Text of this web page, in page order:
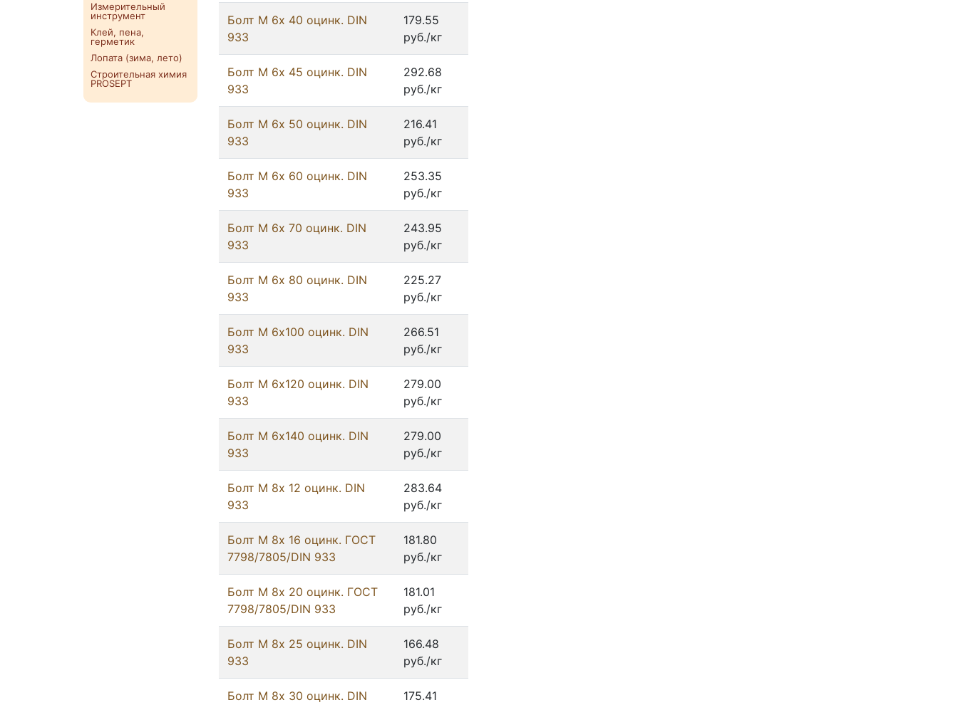
Измерительный
инструмент
Клей, пена,
герметик
Лопата (зима, лето)
Строительная химия
PROSEPT
Болт М 6х 40 оцинк. DIN
933
179.55
руб./кг
Болт М 6х 45 оцинк. DIN
933
292.68
руб./кг
Болт М 6х 50 оцинк. DIN
933
216.41
руб./кг
Болт М 6х 60 оцинк. DIN
933
253.35
руб./кг
Болт М 6х 70 оцинк. DIN
933
243.95
руб./кг
Болт М 6х 80 оцинк. DIN
933
225.27
руб./кг
Болт М 6х100 оцинк. DIN
933
266.51
руб./кг
Болт М 6х120 оцинк. DIN
933
279.00
руб./кг
Болт М 6х140 оцинк. DIN
933
279.00
руб./кг
Болт М 8х 12 оцинк. DIN
933
283.64
руб./кг
Болт М 8х 16 оцинк. ГОСТ
7798/7805/DIN 933
181.80
руб./кг
Болт М 8х 20 оцинк. ГОСТ
7798/7805/DIN 933
181.01
руб./кг
Болт М 8х 25 оцинк. DIN
933
166.48
руб./кг
Болт М 8х 30 оцинк. DIN
175.41